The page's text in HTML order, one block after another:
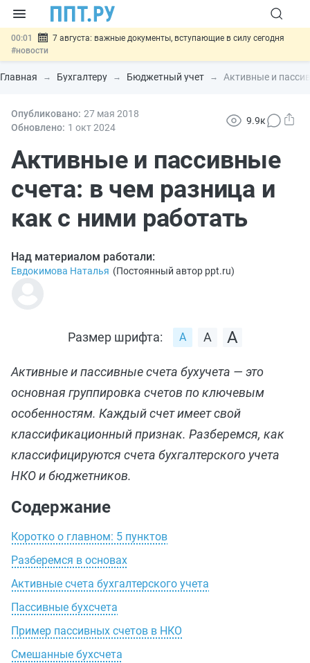
00:01
7 августа: важные документы, вступающие в силу сегодня
#новости
06.08 Минпромторг предложил запретить смешанные лоты
электроники в госзакупках #новости
06.08 Возврат денег за риелторские услуги при недействительных
сделках: инициатива#новости
банковской гарантией
Главная Бухгалтеру Бюджетный учет Активные и
Опубликовано: 27 мая 2018
Обновлено: 1 окт2024
9.9к
Активные и пассивные
счета: в чем разница и
как с ними работать
Над материалом работали:
Евдокимова Наталья (Постоянный автор ppt.ru)
Размер шрифта:
Активные и пассивные счета бухучета — это
основная группировка счетов по ключевым
особенностям. Каждый счет имеет свой
классификационный признак. Разберемся, как
классифицируются счета бухгалтерского учета
НКО и бюджетников.
Содержание
Коротко о главном: 5 пунктов
Разберемся в основах
Активные счета бухгалтерского учета
Пассивные бухсчета
Пример пассивных счетов в НКО
Смешанные бухсчета